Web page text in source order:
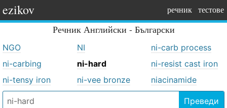
ezikov речник тестове
Речник Английски - Български
NGO NI
ni-carb process
ni-carbing
ni-hard
ni-resist cast iron
ni-tensy iron
ni-vee bronze niacinamide
Преведи